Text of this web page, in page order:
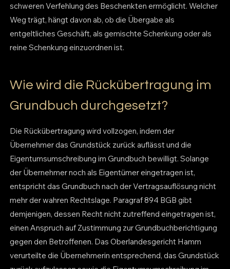
schweren Verfehlung des Beschenkten ermöglicht. Welcher
Weg trägt, hängt davon ab, ob die Übergabe als
entgeltliches Geschäft, als gemischte Schenkung oder als
reine Schenkung einzuordnen ist.
Wie wird die Rückübertragung im
Grundbuch durchgesetzt?
Die Rückübertragung wird vollzogen, indem der
Übernehmer das Grundstück zurück auflässt und die
Eigentumsumschreibung im Grundbuch bewilligt. Solange
der Übernehmer noch als Eigentümer eingetragen ist,
entspricht das Grundbuch nach der Vertragsauflösung nicht
mehr der wahren Rechtslage. Paragraf 894 BGB gibt
demjenigen, dessen Recht nicht zutreffend eingetragen ist,
einen Anspruch auf Zustimmung zur Grundbuchberichtigung
gegen den Betroffenen. Das Oberlandesgericht Hamm
verurteilte die Übernehmerin entsprechend, das Grundstück